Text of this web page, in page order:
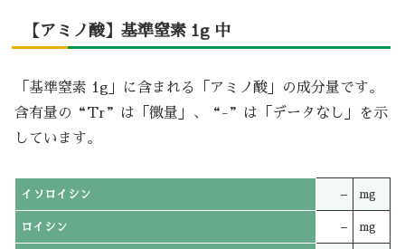
【アミノ酸】基準窒素 1g 中
「基準窒素 1g」に含まれる「アミノ酸」の成分量です。
含有量の“Tr”は「微量」、“-”は「データなし」を示
しています。
イソロイシン – mg
ロイシン – mg